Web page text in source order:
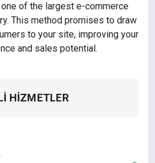
of the largest e-commerce
This method promises to draw
to your site, improving your
and sales potential.
HIZMETLER